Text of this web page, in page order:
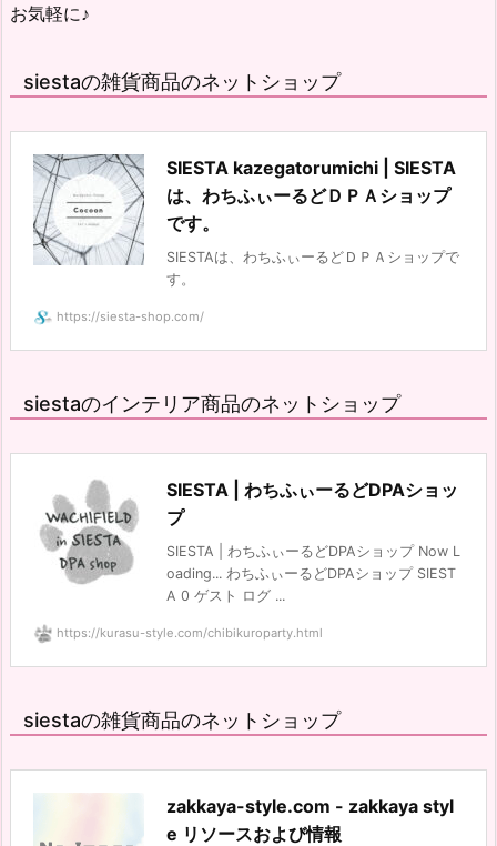
お気軽に♪
siestaの雑貨商品のネットショップ
SIESTA kazegatorumichi | SIESTA
は、わちふぃーるどＤＰＡショップ
です。
SIESTAは、わちふぃーるどＤＰＡショップで
す。
https://siesta-shop.com/
siestaのインテリア商品のネットショップ
SIESTA | わちふぃーるどDPAショッ
プ
SIESTA | わちふぃーるどDPAショップ Now L
oading... わちふぃーるどDPAショップ SIEST
A 0 ゲスト ログ ...
https://kurasu-style.com/chibikuroparty.html
siestaの雑貨商品のネットショップ
zakkaya-style.com - zakkaya styl
e リソースおよび情報